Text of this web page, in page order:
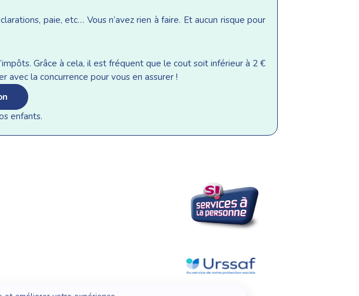
paie, etc… Vous n’avez rien à faire. Et aucun risque pour
Grâce à cela, il est fréquent que le cout soit inférieur à 2 €
avec la concurrence pour vous en assurer !
enfants.